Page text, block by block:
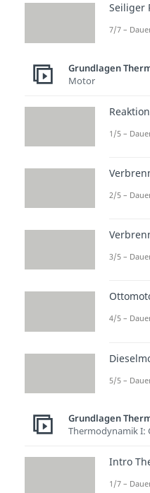
p-V-
Die
Der
2,
steigt.
Im
Seiliger
7/7 –
Grundlagen
Motor
1/5 –
2/5 –
3/5 –
4/5 –
5/5 –
Grundlagen
Thermodynamik I:
Intro
1/7 –